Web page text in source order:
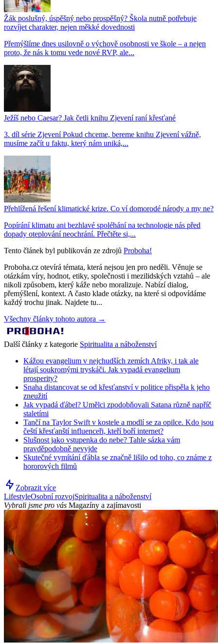
Žák poslušný, úspěšný nebo prospěšný? Škola nutně potřebuje
rozvíjet charakter, nejen měkké dovednosti
Přemýšlíme dnes usilovně o výchově osobnosti ve škole – a nejen
proto, že nás k tomu vede nové RVP, ale...
Ježíš nebo Caesar? Jak četli knihu Zjevení raní křesťané
3. díl série Zjevení Pokud chceme, bereme knihu Zjevení vážně,
musíme začít u faktu, který nám uniká,...
Přehlížená řešení klimatické krize. Co ví domorodé národy a my ne?
Popírání klimatu ani bezhlavé spoléhání na technologie nás před
dopady oteplování neochrání. Přečtěte si,...
Tento článek byl publikován ze zdrojů Proboha!
Proboha.cz otevírá témata, která nejsou jen pro neděli. Věnuje se
otázkám víry, hodnot, etiky, společnosti i mezilidských vztahů – ale
nikoli způsobem, který káže nebo moralizuje. Nabízí dialog,
přemýšlení, kontext. A často klade otázky, na které si odpovídáme
každý trochu jinak. Najdete tu...
Všechny články tohoto autora →
Další články z kategorie Spiritualita a náboženství
Kážou evangelium v nejchudších zemích Afriky, i tak ale
létají soukromými tryskáči. Jak vypadá evangelium
prosperity?
Snaha distancovat se od křesťanství v politice přispěla k jeho
zneužití
Jak vypadá ďábel? Umělci zpodobňovali Satana různě napříč
staletími
Tančí na Taylor Swift v kostele a modlí se za opilce. Kdo jsou
čeští křesťanští influenceři, kteří boří internet?
Slušnost jako vstupenka do nebe? Tahle sázka vám
pravděpodobně nevyjde
Skutečné vymítání ďábla se značně lišilo od toho, co známe z
hororových filmů
Zobrazit více
LifestyleOsobní rozvojSpiritualita a náboženství
Vybrali jsme pro vás Magazíny a zajímavosti